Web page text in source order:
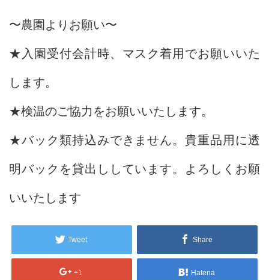
〜農園よりお願い〜
★入園受付会計時、マスク着用でお願いいた
します。
★検温のご協力をお願いいたします。
★バック類持込みできません。貴重品用に透
明バックを貸出ししています。よろしくお願
いいたします
Tweet Share
+1 Hatena